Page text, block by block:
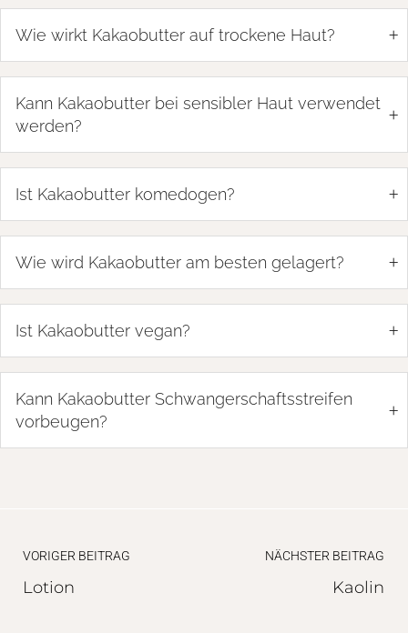
Wie wirkt Kakaobutter auf trockene Haut? +
Kann Kakaobutter bei sensibler Haut verwendet
werden?
+
Ist Kakaobutter komedogen? +
Wie wird Kakaobutter am besten gelagert? +
Ist Kakaobutter vegan? +
Kann Kakaobutter Schwangerschaftsstreifen
vorbeugen?
+
VORIGER BEITRAG
Lotion
NÄCHSTER BEITRAG
Kaolin